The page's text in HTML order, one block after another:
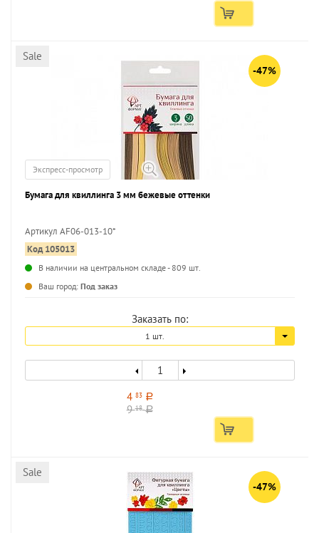
Sale
-47%
Экспресс-просмотр
Бумага для квиллинга 3 мм бежевые оттенки
Артикул AF06-013-10*
Код 105013
В наличии на центральном складе - 809 шт.
Ваш город: Под заказ
Заказать по:
1 шт.
4 83 a
918 a
Sale
-47%